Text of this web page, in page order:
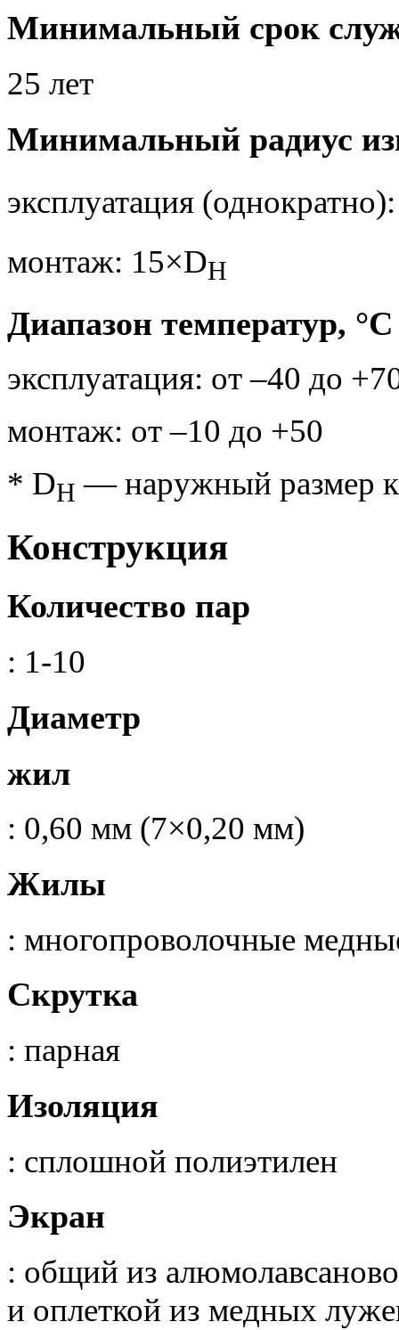
Минимальный срок
25 лет
Минимальный радиус
эксплуатация
монтаж: 15×DH
Диапазон температур, °С
эксплуатация: от –40 до
монтаж: от –10 до +50
* DH — наружный размер
Конструкция
Количество пар
: 1-10
Диаметр
жил
: 0,60 мм (7×0,20 мм)
Жилы
: многопроволочные
Скрутка
: парная
Изоляция
: сплошной полиэтилен
Экран
: общий из
и оплеткой из медных